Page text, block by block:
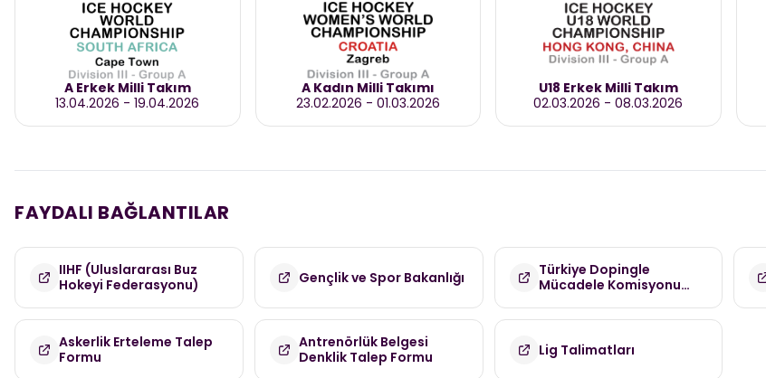
A Erkek Milli Takım
13.04.2026 -19.04.2026
A Kadın Milli Takımı
23.02.2026 - 01.03.2026
U18 Erkek Milli Takım
02.03.2026 -08.03.2026
FAYDALI BAĞLANTILAR
IIHF (Uluslararası Buz
Hokeyi Federasyonu)
Gençlik ve Spor Bakanlığı
Türkiye Dopingle
Mücadele Komisyonu
Askerlik Erteleme Talep
Formu
Antrenörlük Belgesi
Denklik Talep Formu
Lig Talimatları